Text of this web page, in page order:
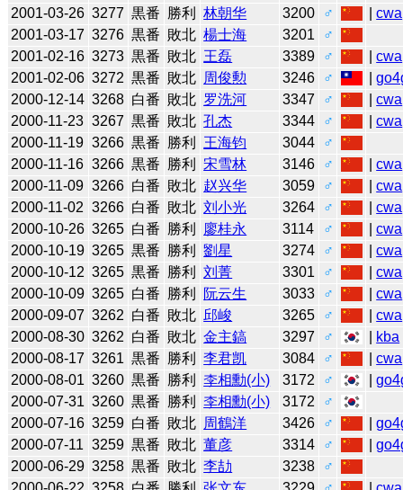
2001-03-26 3277 黒番 勝利 林朝华 3200 ♂ |cwa
2001-03-17 3276 黒番 敗北 楊士海 3201
♂
2001-02-16 3273 黒番 敗北 王磊 3389 ♂ |cwa
2001-02-06 3272 黒番 敗北 周俊勲 3246 ♂ |
2000-12-14 3268 白番 敗北 罗洗河 3347 ♂ |cwa
2000-11-23 3267 黒番 敗北 孔杰 3344 ♂ |cwa
2000-11-19 3266 黒番 勝利 王海钧 3044
♂
2000-11-16 3266 黒番 勝利 宋雪林 3146 ♂ |cwa
2000-11-09 3266 白番 敗北 赵兴华 3059 ♂ |cwa
2000-11-02 3266 白番 敗北 刘小光 3264 ♂ |cwa
2000-10-26 3265 白番 勝利 廖桂永 3114 ♂ |cwa
2000-10-19 3265 黒番 勝利 劉星 3274 ♂ |cwa
2000-10-12 3265 黒番 勝利 刘菁 3301 ♂ |cwa
2000-10-09 3265 白番 勝利 阮云生 3033 ♂ |cwa
2000-09-07 3262 白番 敗北 邱峻 3265 ♂ |cwa
2000-08-30 3262 白番 敗北 金主鎬 3297 ♂ kba
2000-08-17 3261 黒番 勝利 李君凯 3084 ♂ |cwa
2000-08-01 3260 黒番 勝利 李相勳(小) 3172 ♂ |
2000-07-31 3260 黒番 勝利 李相勳(小) 3172
♂
2000-07-16 3259 白番 敗北 周鶴洋 3426 ♂ |
2000-07-11 3259 黒番 敗北 董彦 3314 ♂ |
2000-06-29 3258 黒番 敗北 李劼 3238
♂